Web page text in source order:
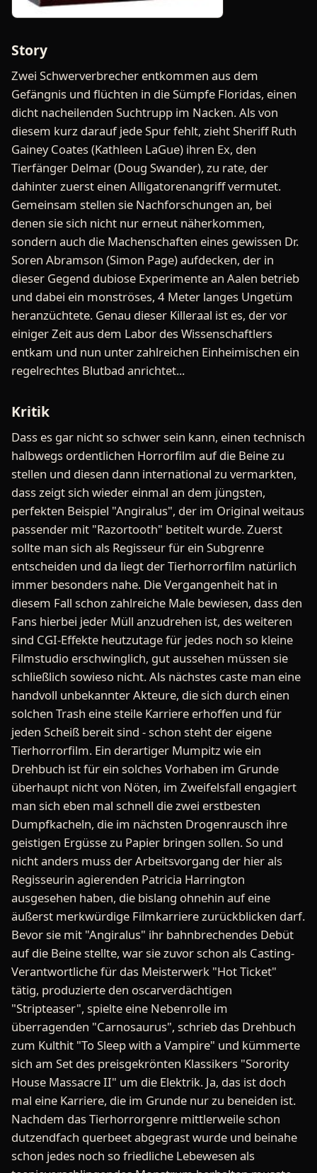
Story
Zwei Schwerverbrecher entkommen aus dem
Gefängnis und flüchten in die Sümpfe Floridas, einen
dicht nacheilenden Suchtrupp im Nacken. Als von
diesem kurz darauf jede Spur fehlt, zieht Sheriff Ruth
Gainey Coates (Kathleen LaGue) ihren Ex, den
Tierfänger Delmar (Doug Swander), zu rate, der
dahinter zuerst einen Alligatorenangriff vermutet.
Gemeinsam stellen sie Nachforschungen an, bei
denen sie sich nicht nur erneut näherkommen,
sondern auch die Machenschaften eines gewissen Dr.
Soren Abramson (Simon Page) aufdecken, der in
dieser Gegend dubiose Experimente an Aalen betrieb
und dabei ein monströses, 4 Meter langes Ungetüm
heranzüchtete. Genau dieser Killeraal ist es, der vor
einiger Zeit aus dem Labor des Wissenschaftlers
entkam und nun unter zahlreichen Einheimischen ein
regelrechtes Blutbad anrichtet...
Kritik
Dass es gar nicht so schwer sein kann, einen technisch
halbwegs ordentlichen Horrorfilm auf die Beine zu
stellen und diesen dann international zu vermarkten,
dass zeigt sich wieder einmal an dem jüngsten,
perfekten Beispiel "Angiralus", der im Original weitaus
passender mit "Razortooth" betitelt wurde. Zuerst
sollte man sich als Regisseur für ein Subgrenre
entscheiden und da liegt der Tierhorrorfilm natürlich
immer besonders nahe. Die Vergangenheit hat in
diesem Fall schon zahlreiche Male bewiesen, dass den
Fans hierbei jeder Müll anzudrehen ist, des weiteren
sind CGI-Effekte heutzutage für jedes noch so kleine
Filmstudio erschwinglich, gut aussehen müssen sie
schließlich sowieso nicht. Als nächstes caste man eine
handvoll unbekannter Akteure, die sich durch einen
solchen Trash eine steile Karriere erhoffen und für
jeden Scheiß bereit sind - schon steht der eigene
Tierhorrorfilm. Ein derartiger Mumpitz wie ein
Drehbuch ist für ein solches Vorhaben im Grunde
überhaupt nicht von Nöten, im Zweifelsfall engagiert
man sich eben mal schnell die zwei erstbesten
Dumpfkacheln, die im nächsten Drogenrausch ihre
geistigen Ergüsse zu Papier bringen sollen. So und
nicht anders muss der Arbeitsvorgang der hier als
Regisseurin agierenden Patricia Harrington
ausgesehen haben, die bislang ohnehin auf eine
äußerst merkwürdige Filmkarriere zurückblicken darf.
Bevor sie mit "Angiralus" ihr bahnbrechendes Debüt
auf die Beine stellte, war sie zuvor schon als Casting-
Verantwortliche für das Meisterwerk "Hot Ticket"
tätig, produzierte den oscarverdächtigen
"Stripteaser", spielte eine Nebenrolle im
überragenden "Carnosaurus", schrieb das Drehbuch
zum Kulthit "To Sleep with a Vampire" und kümmerte
sich am Set des preisgekrönten Klassikers "Sorority
House Massacre II" um die Elektrik. Ja, das ist doch
mal eine Karriere, die im Grunde nur zu beneiden ist.
Nachdem das Tierhorrorgenre mittlerweile schon
dutzendfach querbeet abgegrast wurde und beinahe
schon jedes noch so friedliche Lebewesen als